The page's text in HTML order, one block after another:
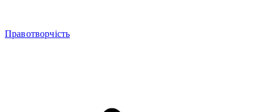
Правотворчість